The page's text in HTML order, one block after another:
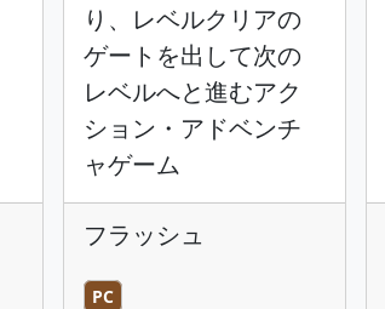
り、レベルクリアの
ゲートを出して次の
レベルへと進むアク
ション・アドベンチ
ャゲーム
フラッシュ
PC